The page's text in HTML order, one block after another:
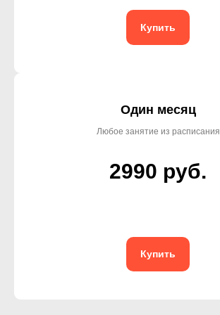
Купить
Один месяц
Любое занятие из расписания
2990 руб.
Купить